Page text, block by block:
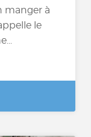
manger à
le